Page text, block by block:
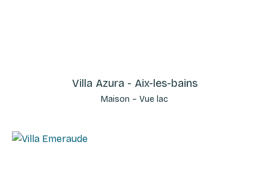
Villa Azura - Aix-les-bains
Maison – Vue lac